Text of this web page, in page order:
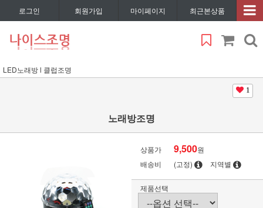
로그인 회원가입 마이페이지 최근본상품
LED노래방 l 클럽조명
1
노래방조명
상품가 9,500원
배송비
(고정) 지역별
제품선택